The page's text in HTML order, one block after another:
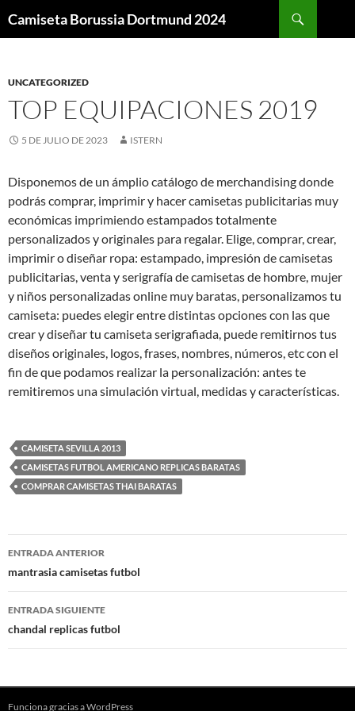
Camiseta Borussia Dortmund 2024
UNCATEGORIZED
TOP EQUIPACIONES 2019
5 DE JULIO DE 2023 ISTERN
Disponemos de un ámplio catálogo de merchandising donde
podrás comprar, imprimir y hacer camisetas publicitarias muy
económicas imprimiendo estampados totalmente
personalizados y originales para regalar. Elige, comprar, crear,
imprimir o diseñar ropa: estampado, impresión de camisetas
publicitarias, venta y serigrafía de camisetas de hombre, mujer
y niños personalizadas online muy baratas, personalizamos tu
camiseta: puedes elegir entre distintas opciones con las que
crear y diseñar tu camiseta serigrafiada, puede remitirnos tus
diseños originales, logos, frases, nombres, números, etc con el
fin de que podamos realizar la personalización: antes te
remitiremos una simulación virtual, medidas y características.
CAMISETA SEVILLA 2013
CAMISETAS FUTBOL AMERICANO REPLICAS BARATAS
COMPRAR CAMISETAS THAI BARATAS
Navegación
de
entradas
ENTRADA ANTERIOR
mantrasia camisetas futbol
ENTRADA SIGUIENTE
chandal replicas futbol
Funciona gracias a WordPress